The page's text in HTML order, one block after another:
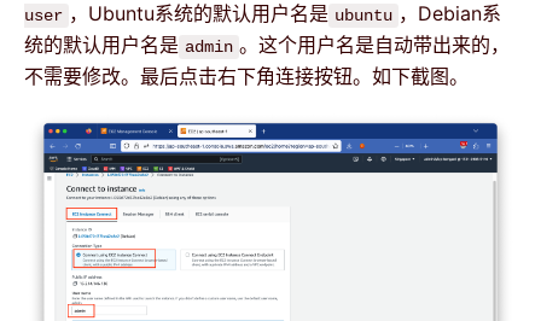
user ，Ubuntu系统的默认用户名是 ubuntu ，Debian系
统的默认用户名是 admin 。这个用户名是自动带出来的，
不需要修改。最后点击右下角连接按钮。如下截图。